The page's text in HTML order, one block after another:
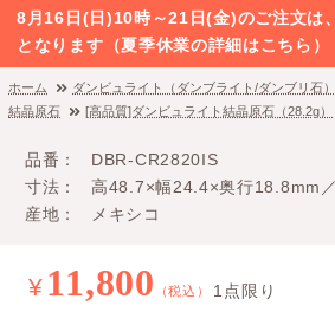
8月16日(日)10時～21日(金)のご注文は
となります（夏季休業の詳細はこちら）
ホーム ダンビュライト（ダンブライト/ダンブリ石）
結晶原石
[高品質]ダンビュライト結晶原石（28.2g）
品番
DBR-CR2820IS
寸法
高48.7×幅24.4×奥行18.8mm
産地
メキシコ
¥ 11,800 （税込） 1点限り